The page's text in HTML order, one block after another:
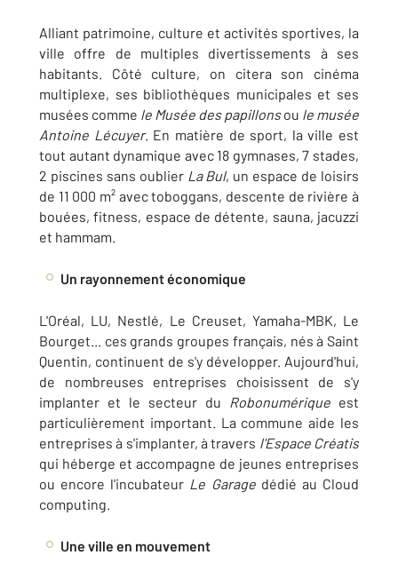
Alliant patrimoine, culture et activités sportives, la
ville offre de multiples divertissements à ses
habitants. Côté culture, on citera son cinéma
multiplexe, ses bibliothèques municipales et ses
musées comme le Musée des papillonsou le musée
Antoine Lécuyer. En matière de sport, la ville est
tout autant dynamique avec 18 gymnases, 7 stades,
2 piscines sans oublier La Bul, un espace de loisirs
de 11 000 m² avec toboggans, descente de rivière à
bouées, fitness, espace de détente, sauna, jacuzzi
et hammam.
Un rayonnement économique
L'Oréal, LU, Nestlé, Le Creuset, Yamaha-MBK, Le
Bourget... ces grands groupes français, nés à Saint
Quentin, continuent de s'y développer. Aujourd'hui,
de nombreuses entreprises choisissent de s'y
implanter et le secteur du Robonumérique est
particulièrement important. La commune aide les
entreprises à s'implanter, à travers l'Espace Créatis
qui héberge et accompagne de jeunes entreprises
ou encore l'incubateur Le Garagedédié au Cloud
computing.
Une ville en mouvement